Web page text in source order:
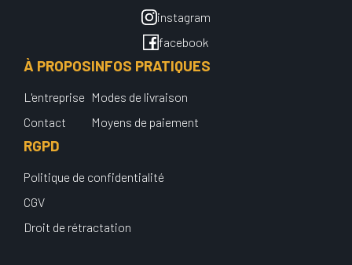
instagram
facebook
À PROPOS
L'entreprise
Contact
INFOS PRATIQUES
Modes de livraison
Moyens de paiement
RGPD
Politique de confidentialité
CGV
Droit de rétractation